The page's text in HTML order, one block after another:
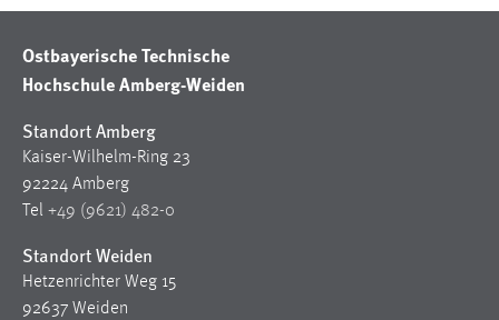
Ostbayerische Technische
Hochschule Amberg-Weiden
Standort Amberg
Kaiser-Wilhelm-Ring 23
92224 Amberg
Tel +49 (9621) 482-0
Standort Weiden
Hetzenrichter Weg 15
92637 Weiden